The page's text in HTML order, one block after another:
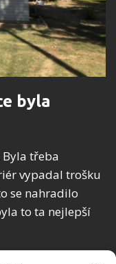
byla
třeba
vypadal trošku
se nahradilo
to ta nejlepší